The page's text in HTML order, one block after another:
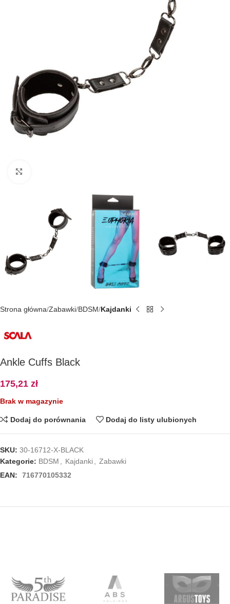
Strona główna Zabawki BDSM Kajdanki
Ankle Cuffs Black
175,21 zł
Brak w magazynie
Dodaj do porównania Dodaj do listy ulubionych
SKU: 30-16712-X-BLACK
Kategorie: BDSM , Kajdanki, Zabawki
EAN:
716770105332